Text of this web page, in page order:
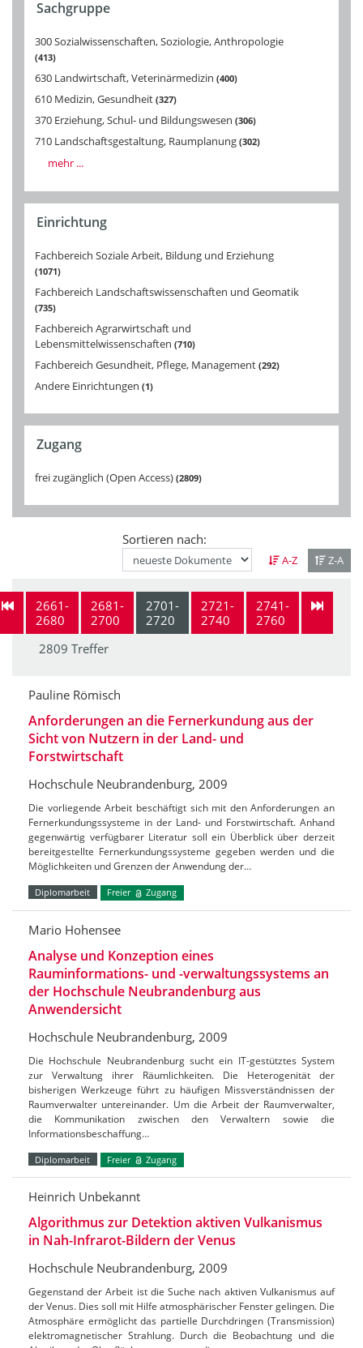
Sachgruppe
300 Sozialwissenschaften, Soziologie, Anthropologie
413
630 Landwirtschaft, Veterinärmedizin 400
610 Medizin, Gesundheit 327
370 Erziehung, Schul- und Bildungswesen 306
710 Landschaftsgestaltung, Raumplanung 302
mehr ...
Einrichtung
Fachbereich Soziale Arbeit, Bildung und Erziehung
1071
Fachbereich Landschaftswissenschaften und Geomatik
735
Fachbereich Agrarwirtschaft und
Lebensmittelwissenschaften 710
Fachbereich Gesundheit, Pflege, Management 292
Andere Einrichtungen 1
Zugang
frei zugänglich (Open Access) 2809
Sortieren nach:
A-Z Z-A
2661-
2680
2681-
2700
2701-
2720
2721-
2740
2741-
2760
2809 Treffer
Pauline Römisch
Anforderungen an die Fernerkundung aus der
Sicht von Nutzern in der Land- und
Forstwirtschaft
Hochschule Neubrandenburg, 2009
Die vorliegende Arbeit beschäftigt sich mit den Anforderungen an
Fernerkundungssysteme in der Land- und Forstwirtschaft. Anhand
gegenwärtig verfügbarer Literatur soll ein Überblick über derzeit
bereitgestellte Fernerkundungssysteme gegeben werden und die
Möglichkeiten und Grenzen der Anwendung der…
Diplomarbeit Freier Zugang
Mario Hohensee
Analyse und Konzeption eines
Rauminformations- und -verwaltungssystems an
der Hochschule Neubrandenburg aus
Anwendersicht
Hochschule Neubrandenburg, 2009
Die Hochschule Neubrandenburg sucht ein IT-gestütztes System
zur Verwaltung ihrer Räumlichkeiten. Die Heterogenität der
bisherigen Werkzeuge führt zu häufigen Missverständnissen der
Raumverwalter untereinander. Um die Arbeit der Raumverwalter,
die Kommunikation zwischen den Verwaltern sowie die
Informationsbeschaffung…
Diplomarbeit Freier Zugang
Heinrich Unbekannt
Algorithmus zur Detektion aktiven Vulkanismus
in Nah-Infrarot-Bildern der Venus
Hochschule Neubrandenburg, 2009
Gegenstand der Arbeit ist die Suche nach aktiven Vulkanismus auf
der Venus. Dies soll mit Hilfe atmosphärischer Fenster gelingen. Die
Atmosphäre ermöglicht das partielle Durchdringen (Transmission)
elektromagnetischer Strahlung. Durch die Beobachtung und die